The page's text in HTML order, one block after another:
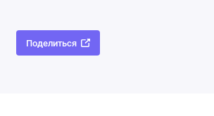
Поделиться